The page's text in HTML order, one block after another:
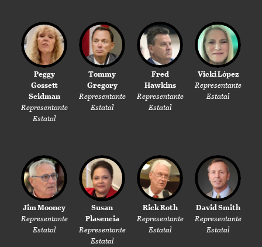
Peggy
Gossett
Seidman
Representante
Estatal
Tommy
Gregory
Representante
Estatal
Fred
Hawkins
Representante
Estatal
Vicki López
Representante
Estatal
Jim Mooney
Representante
Estatal
Susan
Plasencia
Representante
Estatal
Rick Roth
Representante
Estatal
David Smith
Representante
Estatal